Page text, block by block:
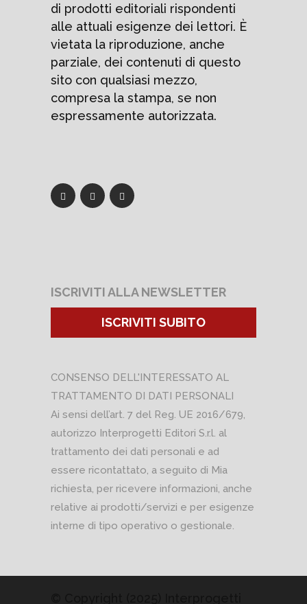
di prodotti editoriali rispondenti
alle attuali esigenze dei lettori. È
vietata la riproduzione, anche
parziale, dei contenuti di questo
sito con qualsiasi mezzo,
compresa la stampa, se non
espressamente autorizzata.
ISCRIVITI ALLA NEWSLETTER
ISCRIVITI SUBITO
CONSENSO DELL'INTERESSATO AL
TRATTAMENTO DI DATI PERSONALI
Ai sensi dell’art. 7 del Reg. UE 2016/679,
autorizzo Interprogetti Editori S.r.l. al
trattamento dei dati personali e ad
essere ricontattato, a seguito di Mia
richiesta, per ricevere informazioni, anche
relative ai prodotti/servizi e per esigenze
interne di tipo operativo o gestionale.